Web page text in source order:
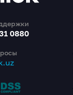
0880